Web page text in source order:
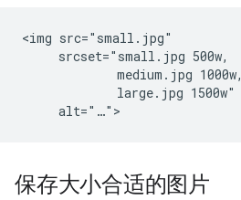
<img src="small.jpg"
     srcset="small.jpg 500w,
             medium.jpg 1000w,
             large.jpg 1500w"
保存大小合适的图片